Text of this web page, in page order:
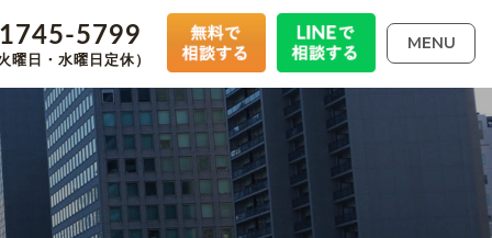
5799
日・水曜日定休）
MENU